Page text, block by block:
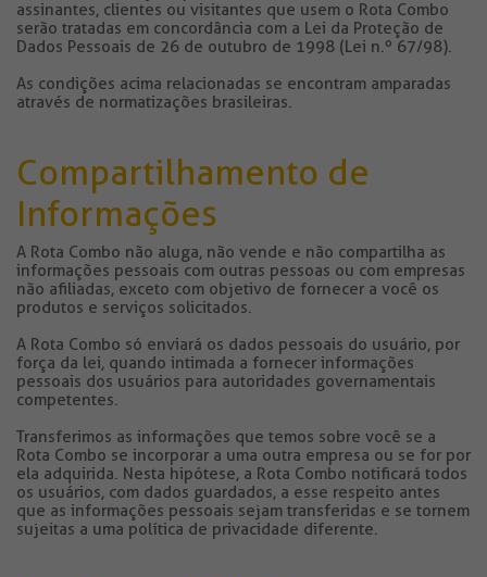
assinantes, clientes ou visitantes que usem o Rota Combo
serão tratadas em concordância com a Lei da Proteção de
Dados Pessoais de 26 de outubro de 1998 (Lei n.º 67/98).
As condições acima relacionadas se encontram amparadas
através de normatizações brasileiras.
Compartilhamento de
Informações
A Rota Combo não aluga, não vende e não compartilha as
informações pessoais com outras pessoas ou com empresas
não afiliadas, exceto com objetivo de fornecer a você os
produtos e serviços solicitados.
A Rota Combo só enviará os dados pessoais do usuário, por
força da lei, quando intimada a fornecer informações
pessoais dos usuários para autoridades governamentais
competentes.
Transferimos as informações que temos sobre você se a
Rota Combo se incorporar a uma outra empresa ou se for por
ela adquirida. Nesta hipótese, a Rota Combo notificará todos
os usuários, com dados guardados, a esse respeito antes
que as informações pessoais sejam transferidas e se tornem
sujeitas a uma política de privacidade diferente.